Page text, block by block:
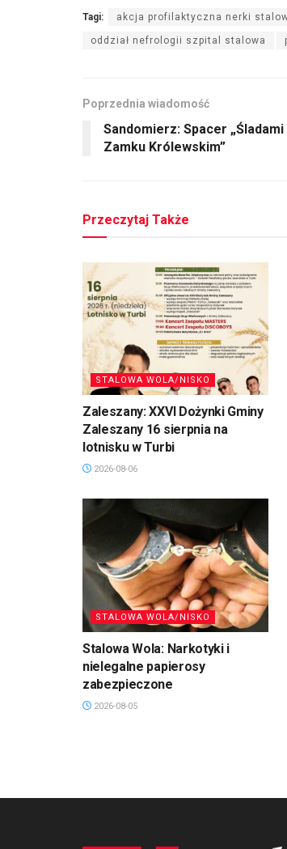
Tagi: akcja profilaktyczna nerki
oddział nefrologii szpital stalowa
Poprzednia wiadomość
Sandomierz: Spacer
Zamku Królewskim”
Przeczytaj Także
STALOWA WOLA/NISKO
Zaleszany: XXVI Dożynki Gminy
Zaleszany 16 sierpnia na
lotnisku w Turbi
2026-08-06
STALOWA WOLA/NISKO
Stalowa Wola: Narkotyki i
nielegalne papierosy
zabezpieczone
2026-08-05